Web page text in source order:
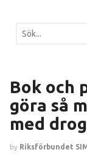
Bok och
göra så
med
by Riksförbundet